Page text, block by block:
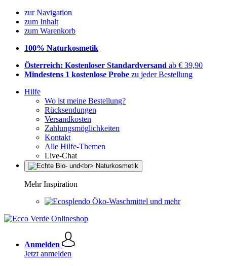
zur Navigation
zum Inhalt
zum Warenkorb
100% Naturkosmetik
Österreich: Kostenloser Standardversand ab € 39,90
Mindestens 1 kostenlose Probe zu jeder Bestellung
Hilfe
Wo ist meine Bestellung?
Rücksendungen
Versandkosten
Zahlungsmöglichkeiten
Kontakt
Alle Hilfe-Themen
Live-Chat
Mehr Inspiration
Öko-Waschmittel und mehr
Anmelden
Jetzt anmelden